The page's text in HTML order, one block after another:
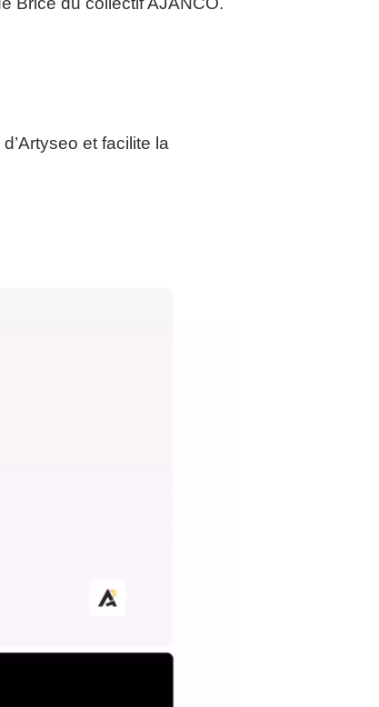
et facilite la